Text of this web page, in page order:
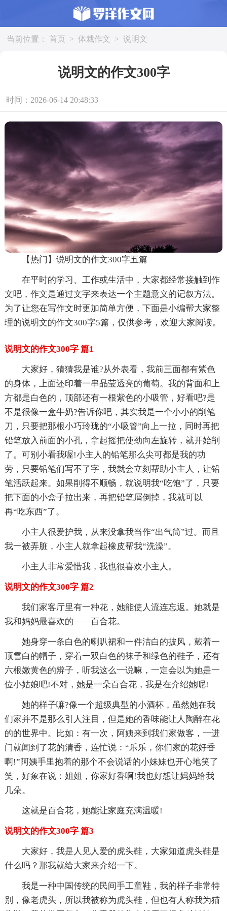
当前位置： 首页 > 体裁作文 > 说明文
说明文的作文300字
时间：2026-06-14 20:48:33
【热门】说明文的作文300字五篇
在平时的学习、工作或生活中，大家都经常接触到作
文吧，作文是通过文字来表达一个主题意义的记叙方法。
为了让您在写作文时更加简单方便，下面是小编帮大家整
理的说明文的作文300字5篇，仅供参考，欢迎大家阅读。
说明文的作文300字 篇1
大家好，猜猜我是谁?从外表看，我前三面都有紫色
的身体，上面还印着一串晶莹透亮的葡萄。我的背面和上
方都是白色的，顶部还有一根紫色的小吸管，好看吧?是
不是很像一盒牛奶?告诉你吧，其实我是一个小小的削笔
刀，只要把那根小巧玲珑的“小吸管”向上一拉，同时再把
铅笔放入前面的小孔，拿起摇把使劲向左旋转，就开始削
了。可别小看我喔!小主人的铅笔那么尖可都是我的功
劳，只要铅笔们写不了字，我就会立刻帮助小主人，让铅
笔活跃起来。如果削得不顺畅，就说明我“吃饱”了，只要
把下面的小盒子拉出来，再把铅笔屑倒掉，我就可以
再“吃东西”了。
小主人很爱护我，从来没拿我当作“出气筒”过。而且
我一被弄脏，小主人就拿起橡皮帮我“洗澡”。
小主人非常爱惜我，我也很喜欢小主人。
说明文的作文300字 篇2
我们家客厅里有一种花，她能使人流连忘返。她就是
我和妈妈最喜欢的——百合花。
她身穿一条白色的喇叭裙和一件洁白的披风，戴着一
顶雪白的帽子，穿着一双白色的袜子和绿色的鞋子，还有
六根嫩黄色的辨子，听我这么一说嘛，一定会以为她是一
位小姑娘吧!不对，她是一朵百合花，我是在介绍她呢!
她的样子嘛?像一个超级典型的小酒杯，虽然她在我
们家并不是那么引人注目，但是她的香味能让人陶醉在花
的的世界中。比如：有一次，阿姨来到我们家做客，一进
门就闻到了花的清香，连忙说：“乐乐，你们家的花好香
啊!”阿姨手里抱着的那个不会说话的小妹妹也开心地笑了
笑，好象在说：姐姐，你家好香啊!我也好想让妈妈给我
几朵。
这就是百合花，她能让家庭充满温暖!
说明文的作文300字 篇3
大家好，我是人见人爱的虎头鞋，大家知道虎头鞋是
什么吗？那我就给大家来介绍一下。
我是一种中国传统的民间手工童鞋，我的样子非常特
别，像老虎头，所以我被称为虎头鞋，但也有人称我为猫